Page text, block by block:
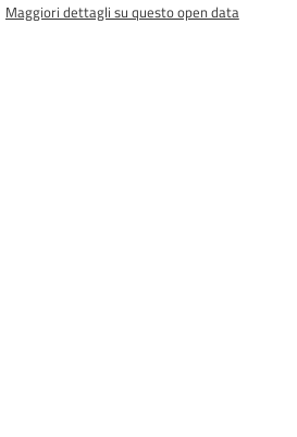
Maggiori dettagli su questo open data